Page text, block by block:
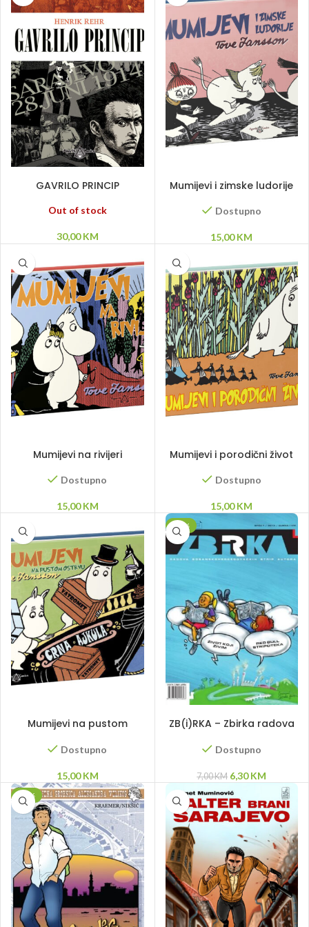
GAVRILO PRINCIP
Out of stock
30,00KM
Mumijevi i zimske ludorije
Dostupno
15,00KM
Mumijevi na rivijeri
Dostupno
15,00KM
Mumijevi i porodični život
Dostupno
15,00KM
Mumijevi na pustom
ostrvu
Dostupno
15,00KM
-10%
ZB(i)RKA – Zbirka radova
strip autora
Dostupno
7,00KM Original
price
was:
7,00 KM.
6,30KM
price
is:
6,30 KM.
-10%